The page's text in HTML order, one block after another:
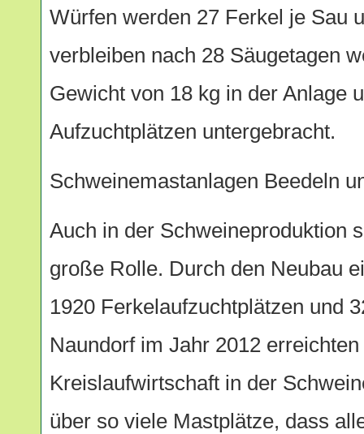
Würfen werden 27 Ferkel je Sau
verbleiben nach 28 Säugetagen
Gewicht von 18 kg in der Anlage
Aufzuchtplätzen untergebracht.
Schweinemastanlagen Beedeln
Auch in der Schweineproduktion
große Rolle. Durch den Neubau
1920 Ferkelaufzuchtplätzen und
Naundorf im Jahr 2012
Kreislaufwirtschaft in der
über so viele Mastplätze, dass